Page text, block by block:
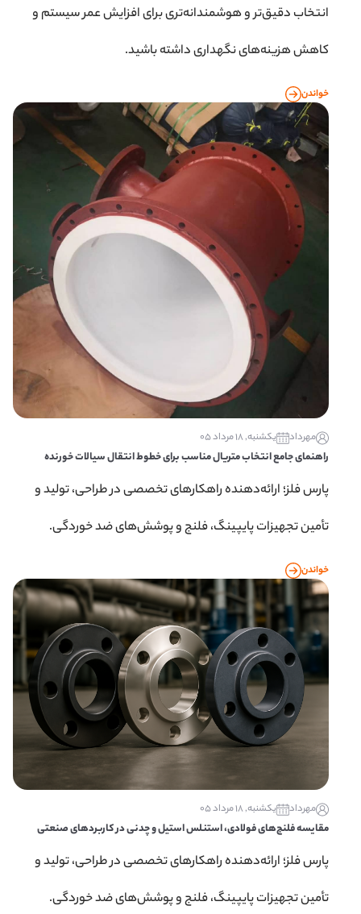
انتخاب دقیق‌تر و هوشمندانه‌تری برای افزایش عمر سیستم و
کاهش هزینه‌های نگهداری داشته باشید.
خواندن
مهرداد یکشنبه, 18 مرداد 05
راهنمای جامع انتخاب متریال مناسب برای خطوط انتقال سیالات خورنده
پارس فلز؛ ارائه‌دهنده راهکارهای تخصصی در طراحی، تولید و
تأمین تجهیزات پایپینگ، فلنج و پوشش‌های ضد خوردگی.
خواندن
مهرداد یکشنبه, 18 مرداد 05
مقایسه فلنج‌های فولادی، استنلس استیل و چدنی در کاربردهای صنعتی
پارس فلز؛ ارائه‌دهنده راهکارهای تخصصی در طراحی، تولید و
تأمین تجهیزات پایپینگ، فلنج و پوشش‌های ضد خوردگی.